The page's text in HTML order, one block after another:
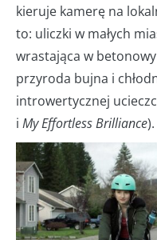
kieruje kamerę na
to: uliczki w małych
wrastająca w
przyroda bujna i
introwertycznej
i My Effortless Brilliance).